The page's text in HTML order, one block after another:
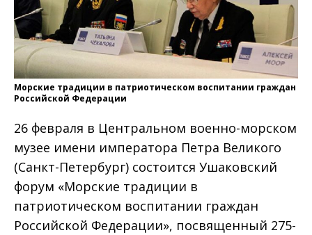
Морские традиции в патриотическом воспитании граждан
Российской Федерации
26 февраля в Центральном военно-морском
музее имени императора Петра Великого
(Санкт-Петербург) состоится Ушаковский
форум «Морские традиции в
патриотическом воспитании граждан
Российской Федерации», посвященный 275-